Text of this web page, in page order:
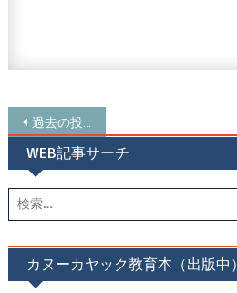
投
稿
ナ
ビ
ゲ
過去の投稿
WEB記事サーチ
カヌーカヤック教育本（出版中）